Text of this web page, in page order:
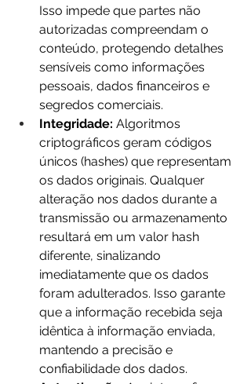
Isso impede que partes não
autorizadas compreendam o
conteúdo, protegendo detalhes
sensíveis como informações
pessoais, dados financeiros e
segredos comerciais.
Integridade: Algoritmos
criptográficos geram códigos
únicos (hashes) que representam
os dados originais. Qualquer
alteração nos dados durante a
transmissão ou armazenamento
resultará em um valor hash
diferente, sinalizando
imediatamente que os dados
foram adulterados. Isso garante
que a informação recebida seja
idêntica à informação enviada,
mantendo a precisão e
confiabilidade dos dados.